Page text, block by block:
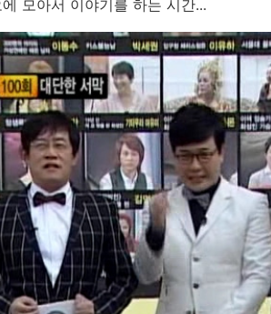
모아서 이야기를 하는 시간...